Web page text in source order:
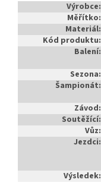
Výrobce:
Měřítko:
Materiál:
Kód produktu:
Balení:
Sezona:
Šampionát:
Závod:
Soutěžící:
Vůz:
Jezdci:
Výsledek: